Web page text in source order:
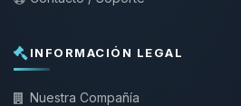
INFORMACIÓN LEGAL
Nuestra Compañía